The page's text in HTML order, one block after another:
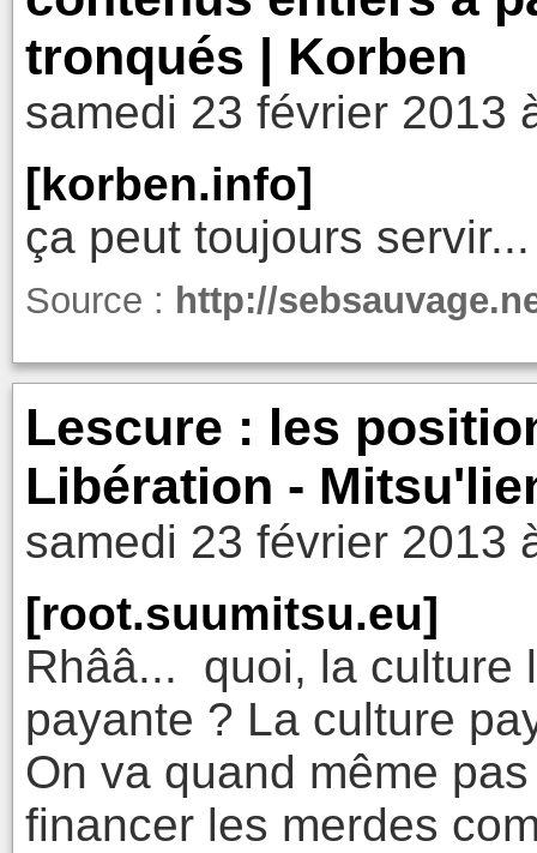
tronqués | Korben
samedi 23 février 2013
[korben.info]
ça peut toujours servir...
Source : http://
Lescure : les
Libération -
samedi 23 février 2013
[root.suumitsu.eu]
Rhââ... quoi, la culture
payante ? La culture
On va quand même
financer les merdes